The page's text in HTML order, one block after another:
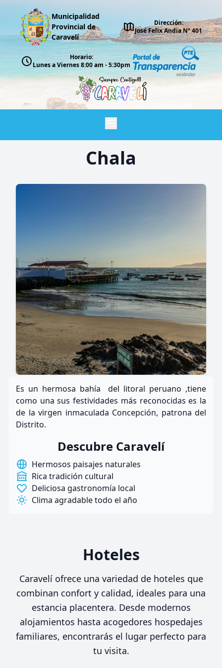
Municipalidad
Provincial de
Caravelí
Dirección:
José Felix Andia Nº 401
Horario:
Lunes a Viernes 8:00 am - 5:30pm
Chala
Es un hermosa bahía del litoral peruano ,tiene
como una sus festividades más reconocidas es la
de la virgen inmaculada Concepción, patrona del
Distrito.
Descubre Caravelí
Hermosos paisajes naturales
Rica tradición cultural
Deliciosa gastronomía local
Clima agradable todo el año
Hoteles
Caravelí ofrece una variedad de hoteles que
combinan confort y calidad, ideales para una
estancia placentera. Desde modernos
alojamientos hasta acogedores hospedajes
familiares, encontrarás el lugar perfecto para
tu visita.